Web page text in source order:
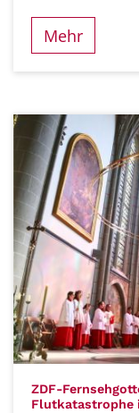
Mehr
ZDF-
Flutkatastrophe